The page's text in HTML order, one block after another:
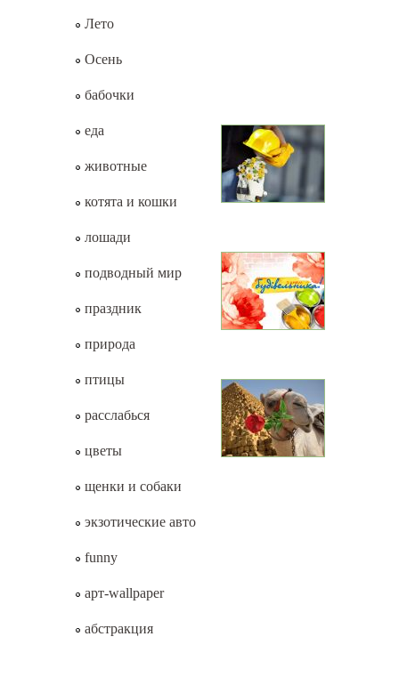
Лето
Осень
бабочки
еда
животные
котята и кошки
лошади
подводный мир
праздник
природа
птицы
расслабься
цветы
щенки и собаки
экзотические авто
funny
арт-wallpaper
абстракция